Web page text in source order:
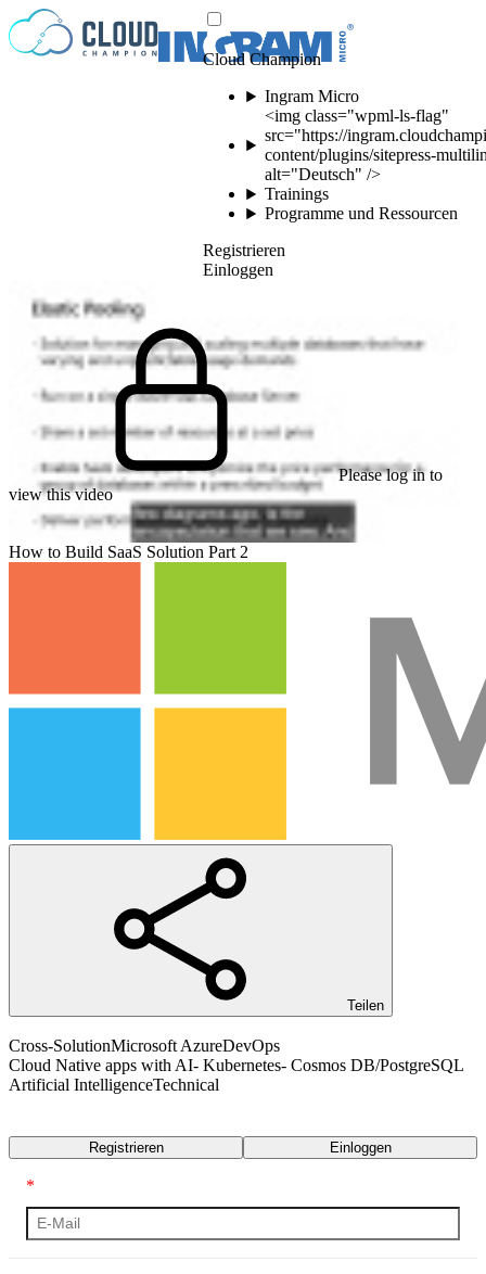
Zum Inhalt springen
Cloud Champion
Ingram Micro
<img class="wpml-ls-flag"
src="https://
content/plugins/sitepress-
alt="Deutsch" />
Trainings
Programme und Ressourcen
Registrieren
Einloggen
Please log in to
view this video
How to Build SaaS Solution Part 2
Teilen
Cross-SolutionMicrosoft AzureDevOps
Cloud Native apps with AI- Kubernetes- Cosmos DB/PostgreSQL
Artificial IntelligenceTechnical
Registrieren Einloggen
*